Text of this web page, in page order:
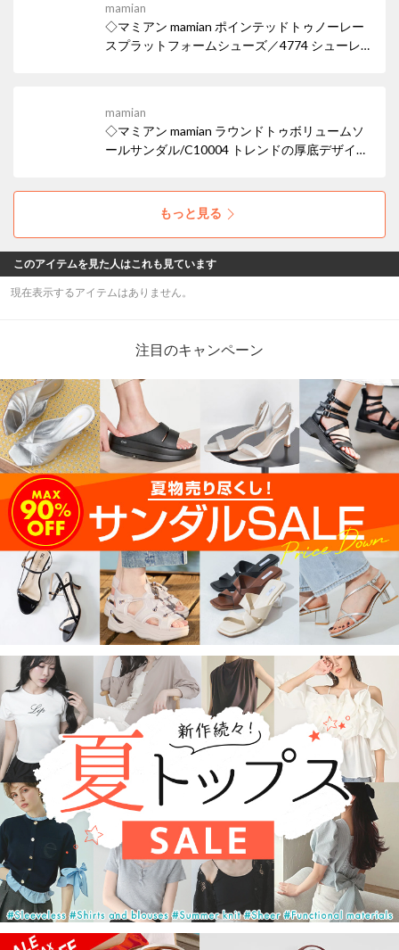
エアトゥでトレンド感も忘れずに。
mamian
◇マミアン mamian ポインテッドトゥノーレー
スプラットフォームシューズ／4774 シューレ
トゥ厚底ローファー。
mamian
◇マミアン mamian ラウンドトゥボリュームソ
ールサンダル/C10004 トレンドの厚底デザイン
も、オールブラックでまとめることで都会的な
モード感を演出しています。
もっと見る
このアイテムを見た人はこれも見ています
現在表示するアイテムはありません。
注目のキャンペーン